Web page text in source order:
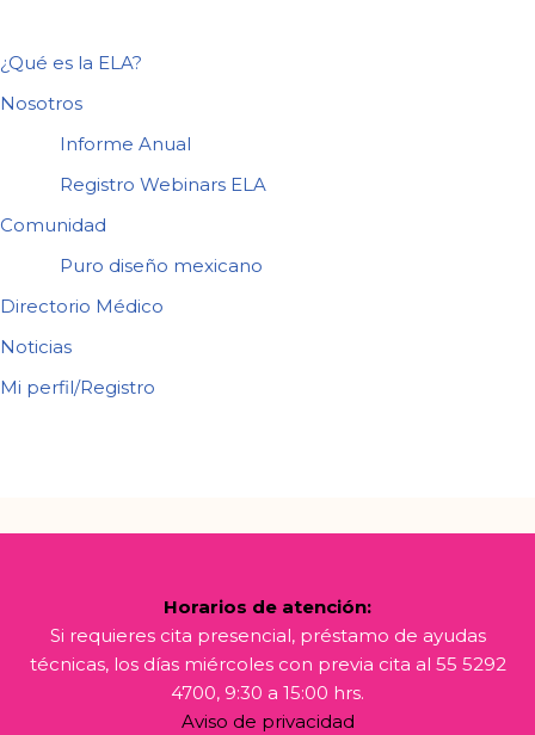
¿Qué es la ELA?
Nosotros
Informe Anual
Registro Webinars ELA
Comunidad
Puro diseño mexicano
Directorio Médico
Noticias
Mi perfil/Registro
Horarios de atención:
Si requieres cita presencial, préstamo de ayudas
técnicas, los días miércoles con previa cita al 55 5292
4700, 9:30 a 15:00 hrs.
Aviso de privacidad